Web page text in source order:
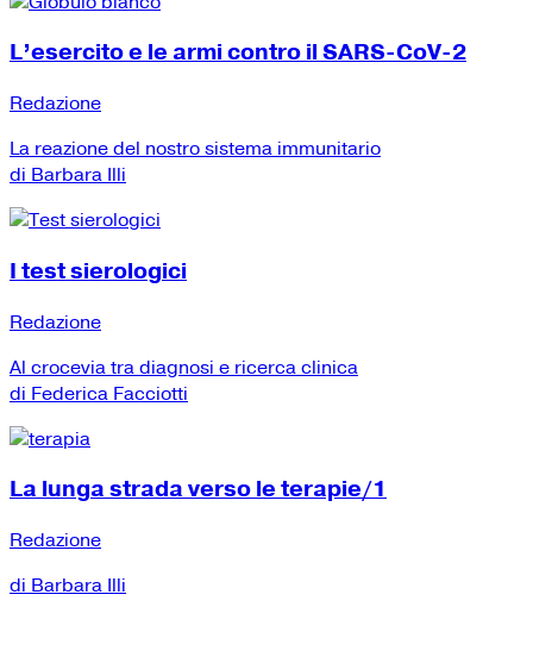
L’esercito e le armi contro il SARS-CoV-2
Redazione
La reazione del nostro sistema immunitario
di Barbara Illi
I test sierologici
Redazione
Al crocevia tra diagnosi e ricerca clinica
di Federica Facciotti
La lunga strada verso le terapie/1
Redazione
di Barbara Illi